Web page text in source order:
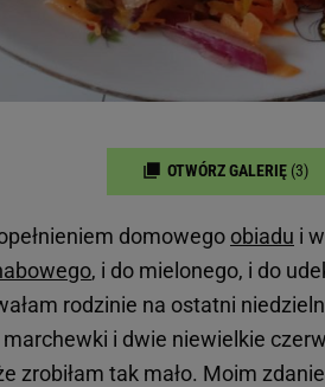
OTWÓRZ GALERIĘ (3)
domowego obiadu i
, i do mielonego, i do
rodzinie na ostatni
marchewki i dwie niewielkie
zrobiłam tak mało. Moim